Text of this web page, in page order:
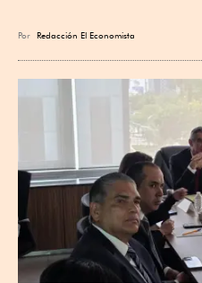
Por Redacción El Economista